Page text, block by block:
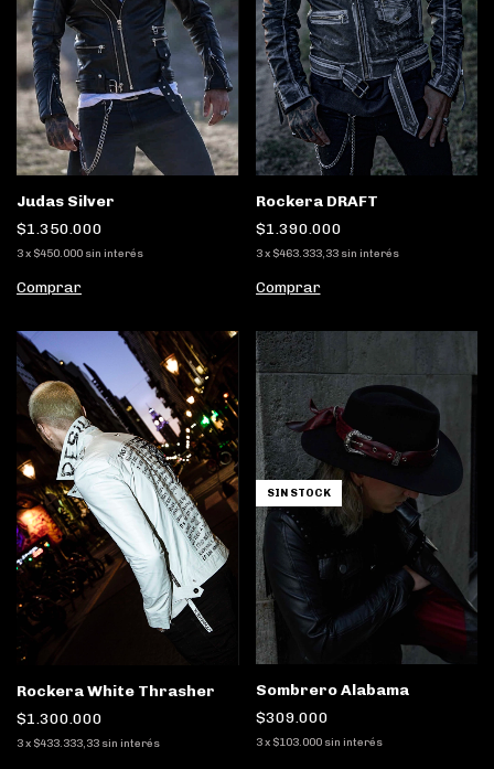
Judas Silver
$1.350.000
3x $450.000 sin interés
Comprar
Rockera DRAFT
$1.390.000
3 x $463.333,33 sin interés
Comprar
Rockera White Thrasher
$1.300.000
3x $433.333,33 sin interés
SIN STOCK
Sombrero Alabama
$309.000
3 x $103.000 sin interés